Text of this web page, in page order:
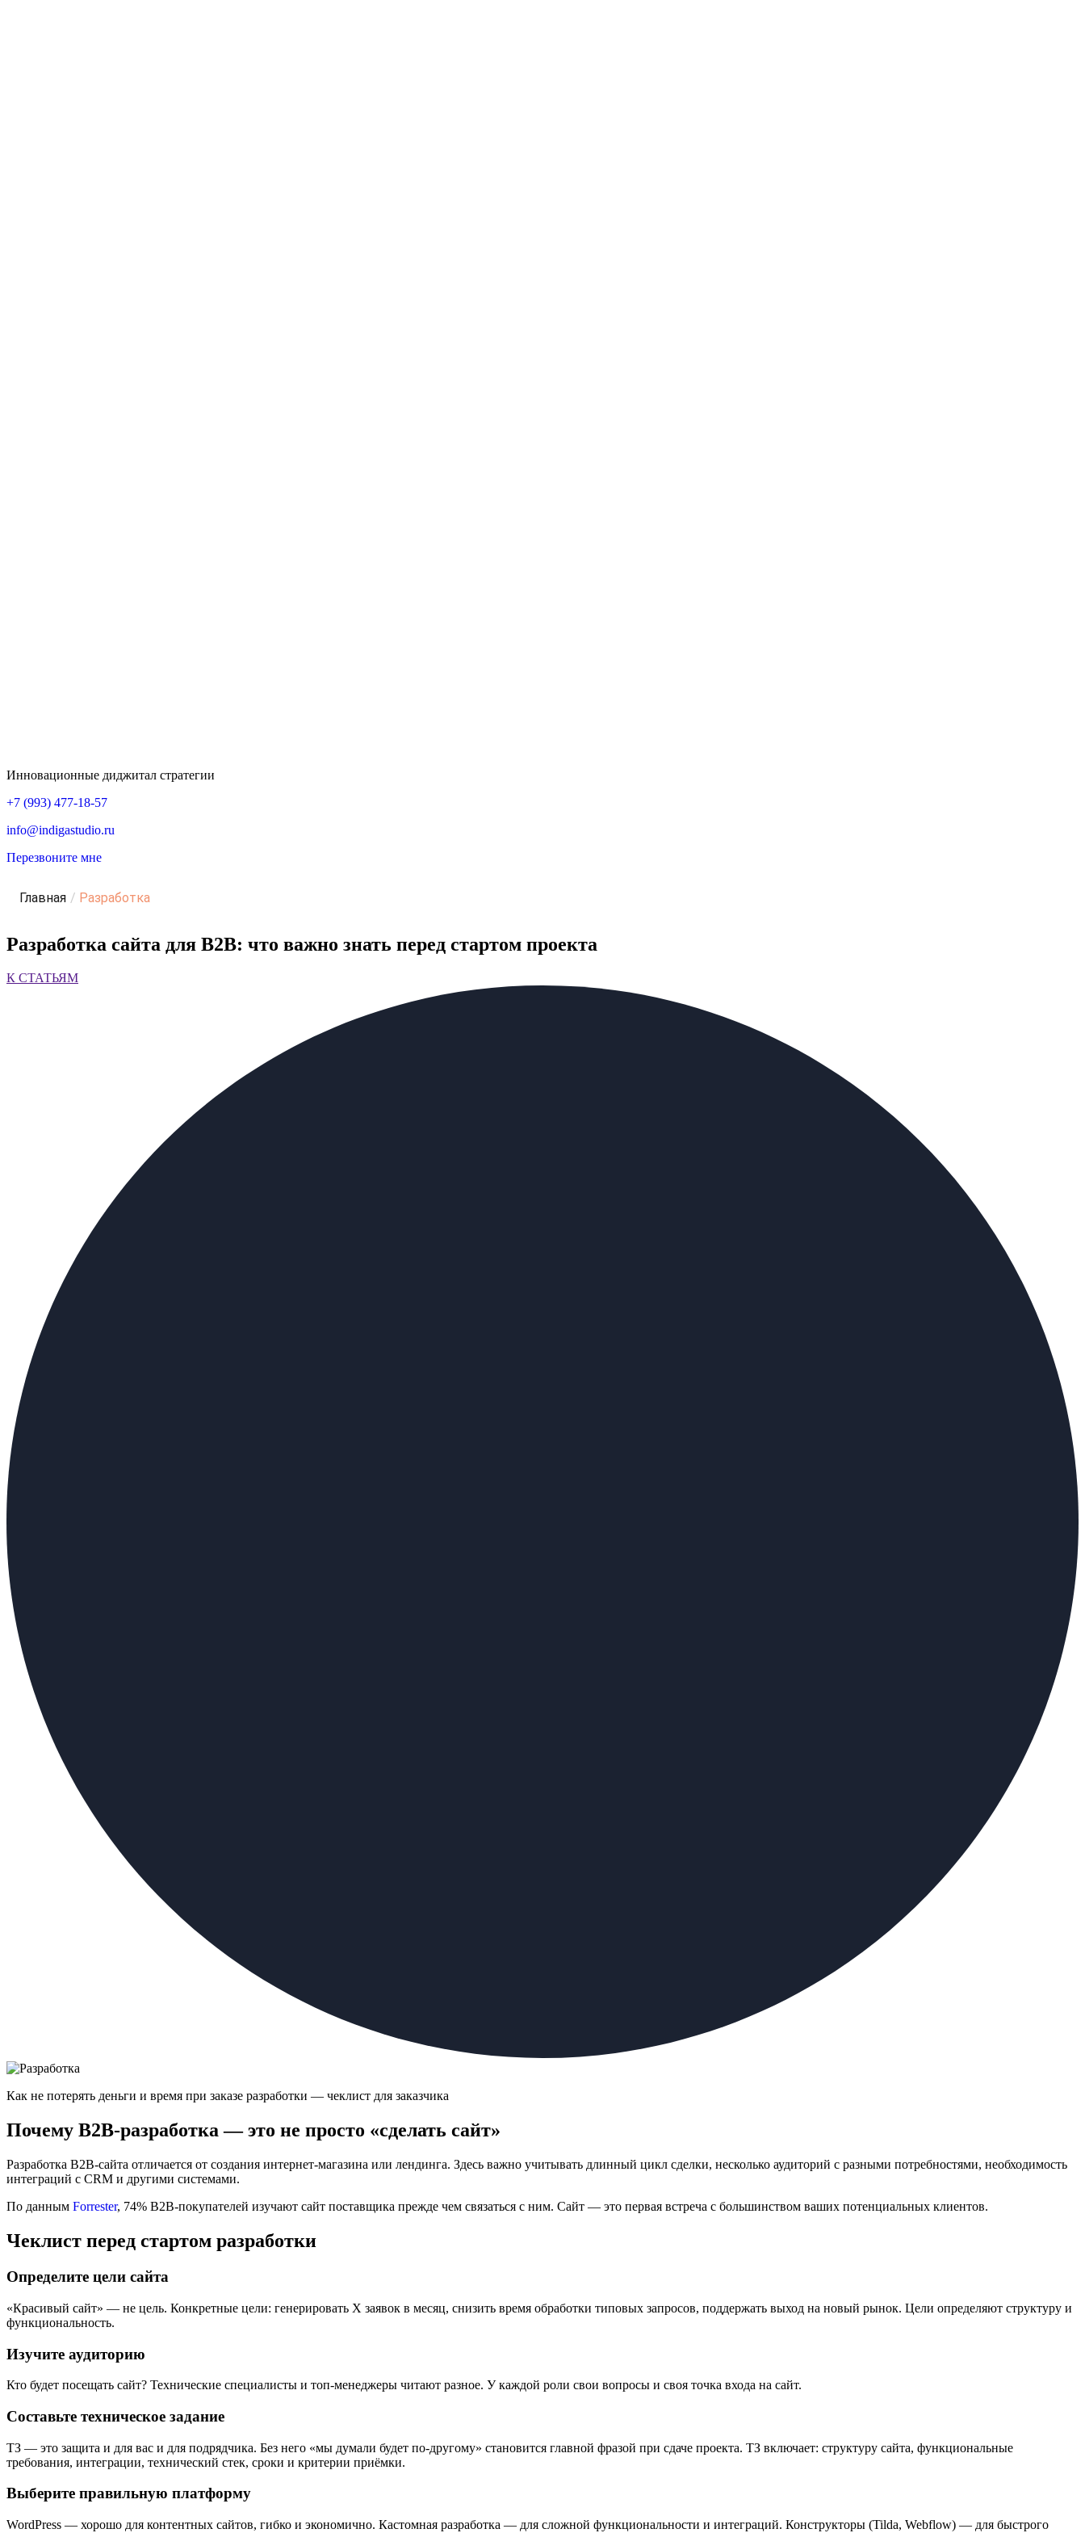
Инновационные диджитал стратегии
+7 (993) 477-18-57
info@indigastudio.ru
Перезвоните мне
Главная / Разработка
Разработка сайта для B2B: что важно знать перед стартом проекта
К СТАТЬЯМ
Как не потерять деньги и время при заказе разработки — чеклист для заказчика
Почему B2B-разработка — это не просто «сделать сайт»
Разработка B2B-сайта отличается от создания интернет-магазина или лендинга. Здесь важно учитывать длинный цикл сделки, несколько аудиторий с разными потребностями, необходимость
интеграций с CRM и другими системами.
По данным Forrester, 74% B2B-покупателей изучают сайт поставщика прежде чем связаться с ним. Сайт — это первая встреча с большинством ваших потенциальных клиентов.
Чеклист перед стартом разработки
Определите цели сайта
«Красивый сайт» — не цель. Конкретные цели: генерировать X заявок в месяц, снизить время обработки типовых запросов, поддержать выход на новый рынок. Цели определяют структуру и
функциональность.
Изучите аудиторию
Кто будет посещать сайт? Технические специалисты и топ-менеджеры читают разное. У каждой роли свои вопросы и своя точка входа на сайт.
Составьте техническое задание
ТЗ — это защита и для вас и для подрядчика. Без него «мы думали будет по-другому» становится главной фразой при сдаче проекта. ТЗ включает: структуру сайта, функциональные
требования, интеграции, технический стек, сроки и критерии приёмки.
Выберите правильную платформу
WordPress — хорошо для контентных сайтов, гибко и экономично. Кастомная разработка — для сложной функциональности и интеграций. Конструкторы (Tilda, Webflow) — для быстрого